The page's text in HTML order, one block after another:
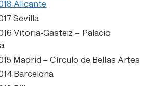
Alicante
Sevilla
Vitoria-Gasteiz – Palacio
Madrid – Círculo de Bellas Artes
Barcelona